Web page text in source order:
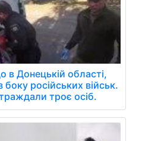
в Донецькій області,
російських військ.
троє осіб.